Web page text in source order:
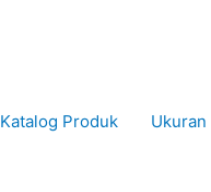
Katalog Produk Ukuran